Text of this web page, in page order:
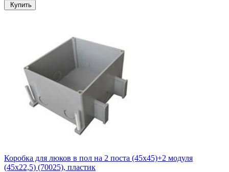
Купить
Коробка для люков в пол на 2 поста (45х45)+2 модуля
(45х22,5) (70025), пластик